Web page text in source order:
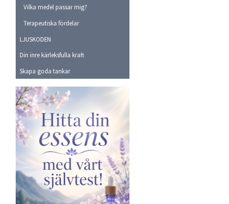
Vilka medel passar mig?
Terapeutiska fördelar
LJUSKODEN
Din inre kärleksfulla kraft
Skapa goda tankar